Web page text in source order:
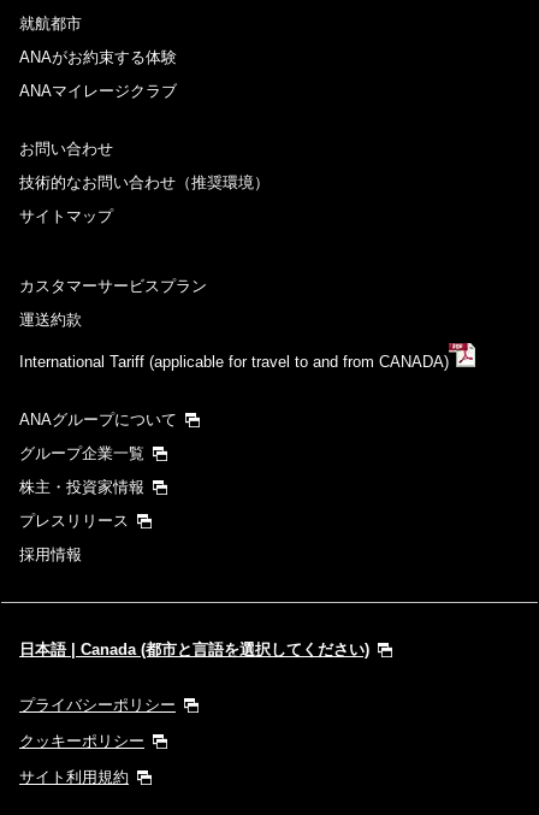
就航都市
ANAがお約束する体験
ANAマイレージクラブ
お問い合わせ
技術的なお問い合わせ（推奨環境）
サイトマップ
カスタマーサービスプラン
運送約款
International Tariff (applicable for travel to and from CANADA)
ANAグループについて
グループ企業一覧
株主・投資家情報
プレスリリース
採用情報
日本語 | Canada (都市と言語を選択してください)
プライバシーポリシー
クッキーポリシー
サイト利用規約